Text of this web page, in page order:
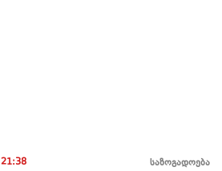
21:38 საზოგადოება